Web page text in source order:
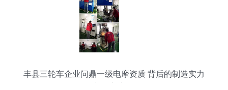
丰县三轮车企业问鼎一级电摩资质 背后的制造实力